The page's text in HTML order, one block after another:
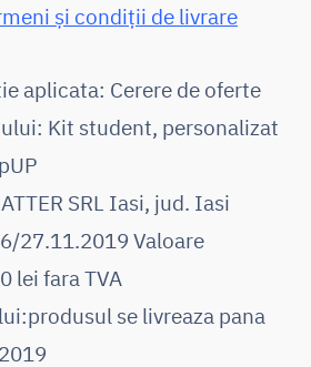
și condiții de livrare
aplicata: Cerere de oferte
Kit student, personalizat
SRL Iasi, jud. Iasi
27.11.2019 Valoare
lei fara TVA
se livreaza pana